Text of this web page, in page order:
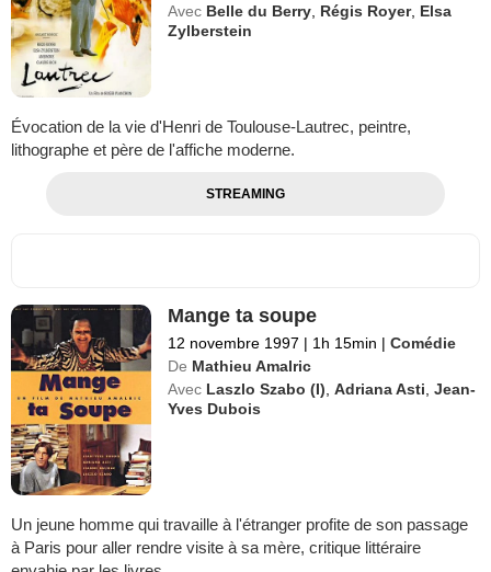
Avec Belle du Berry Régis Royer, Elsa
Zylberstein
Évocation de la vie d'Henri de Toulouse-Lautrec, peintre,
lithographe et père de l'affiche moderne.
STREAMING
Mange ta soupe
12 novembre 1997 | 1h 15min | Comédie
De Mathieu Amalric
Avec Laszlo Szabo (I) ,Adriana Asti ,Jean-
Yves Dubois
Un jeune homme qui travaille à l'étranger profite de son passage
à Paris pour aller rendre visite à sa mère, critique littéraire